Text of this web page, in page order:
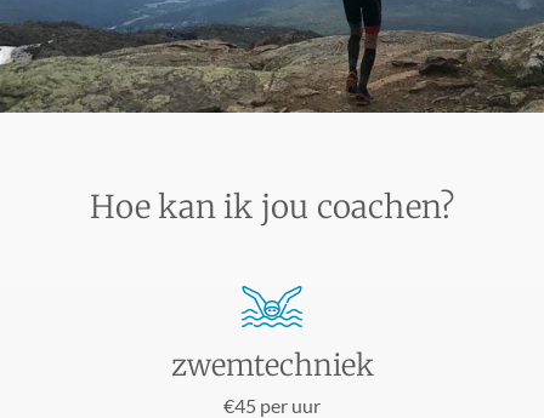
Hoe kan ik jou coachen?
zwemtechniek
€45 per uur